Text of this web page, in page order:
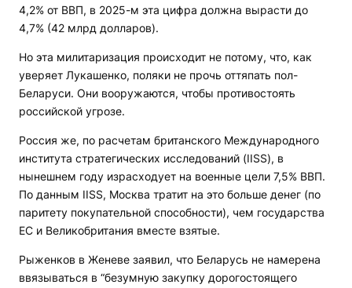
4,2% от ВВП, в 2025-м эта цифра должна вырасти до
4,7% (42 млрд долларов).
Но эта милитаризация происходит не потому, что, как
уверяет Лукашенко, поляки не прочь оттяпать пол-
Беларуси. Они вооружаются, чтобы противостоять
российской угрозе.
Россия же, по расчетам британского Международного
института стратегических исследований (IISS), в
нынешнем году израсходует на военные цели 7,5% ВВП.
По данным IISS, Москва тратит на это больше денег (по
паритету покупательной способности), чем государства
ЕС и Великобритания вместе взятые.
Рыженков в Женеве заявил, что Беларусь не намерена
ввязываться в “безумную закупку дорогостоящего